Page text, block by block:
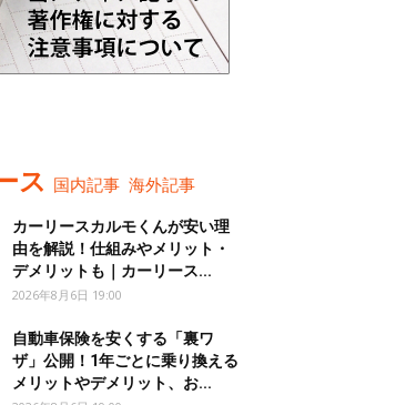
ス 国内記事 海外記事
カーリースカルモくんが安い理
由を解説！仕組みやメリット・
デメリットも｜カーリース...
2026年8月6日 19:00
自動車保険を安くする「裏ワ
ザ」公開！1年ごとに乗り換える
メリットやデメリット、お...